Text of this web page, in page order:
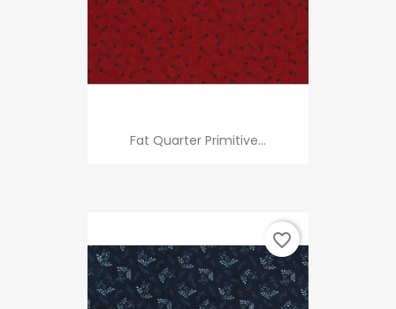
Fat Quarter Primitive...
favorite_border